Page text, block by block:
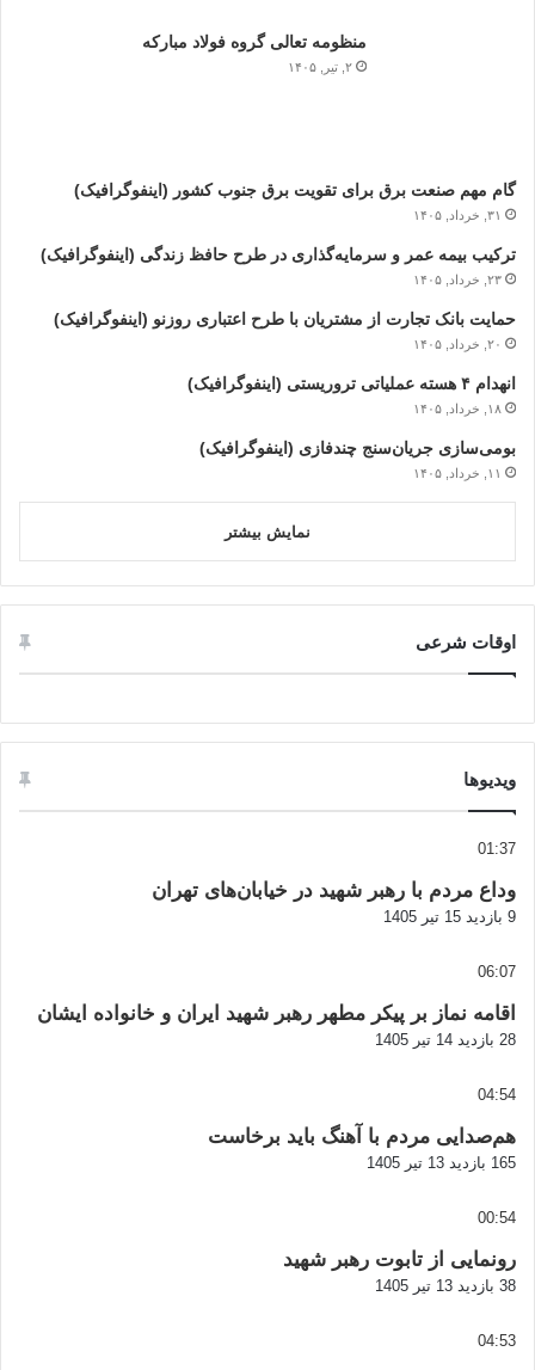
منظومه تعالی گروه فولاد مبارکه
۲, تیر, ۱۴۰۵
گام مهم صنعت برق برای تقویت برق جنوب کشور (اینفوگرافیک)
۳۱, خرداد, ۱۴۰۵
ترکیب بیمه عمر و سرمایه‌گذاری در طرح حافظ زندگی (اینفوگرافیک)
۲۳, خرداد, ۱۴۰۵
حمایت بانک تجارت از مشتریان با طرح اعتباری روزنو (اینفوگرافیک)
۲۰, خرداد, ۱۴۰۵
انهدام ۴ هسته عملیاتی تروریستی (اینفوگرافیک)
۱۸, خرداد, ۱۴۰۵
بومی‌سازی جریان‌سنج چندفازی (اینفوگرافیک)
۱۱, خرداد, ۱۴۰۵
نمایش بیشتر
اوقات شرعی
ویدیوها
01:37
وداع مردم با رهبر شهید در خیابان‌های تهران
9 بازدید 15 تیر 1405
06:07
اقامه نماز بر پیکر مطهر رهبر شهید ایران و خانواده ایشان
28 بازدید 14 تیر 1405
04:54
هم‌صدایی مردم با آهنگ باید برخاست
165 بازدید 13 تیر 1405
00:54
رونمایی از تابوت رهبر شهید
38 بازدید 13 تیر 1405
04:53